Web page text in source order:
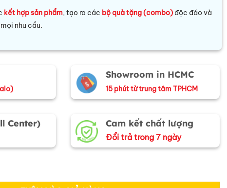
kết hợp sản phẩm, tạo ra các bộ quà tặng (combo) độc đáo và
nhu cầu.
Showroom in HCMC
15 phút từ trung tâm TPHCM
Center) Cam kết chất lượng
Đổi trả trong 7 ngày
TSM5010 số lượng